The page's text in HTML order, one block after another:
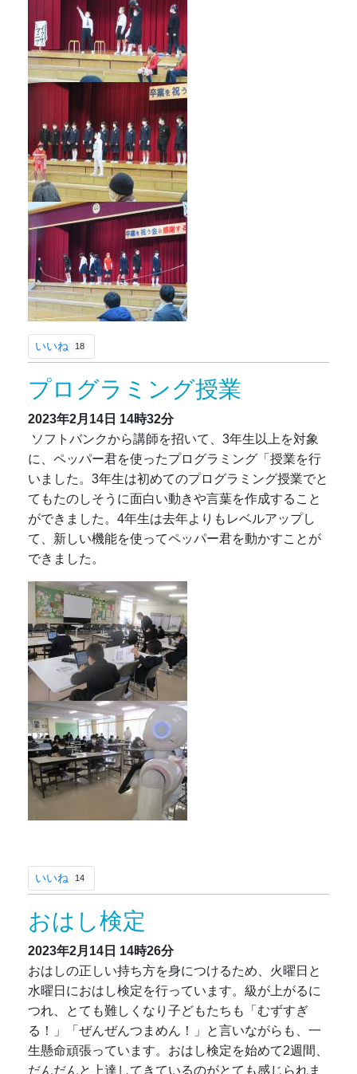
いいね 18
プログラミング授業
2023年2月14日 14時32分
ソフトバンクから講師を招いて、3年生以上を対象
に、ペッパー君を使ったプログラミング「授業を行
いました。3年生は初めてのプログラミング授業でと
てもたのしそうに面白い動きや言葉を作成すること
ができました。4年生は去年よりもレベルアップし
て、新しい機能を使ってペッパー君を動かすことが
できました。
いいね 14
おはし検定
2023年2月14日 14時26分
おはしの正しい持ち方を身につけるため、火曜日と
水曜日におはし検定を行っています。級が上がるに
つれ、とても難しくなり子どもたちも「むずすぎ
る！」「ぜんぜんつまめん！」と言いながらも、一
生懸命頑張っています。おはし検定を始めて2週間、
だんだんと上達してきているのがとても感じられま